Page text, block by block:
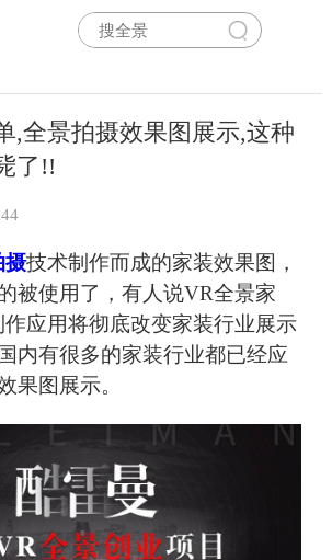
,全景拍摄效果图展示,这种
了!!
摄技术制作而成的家装效果图，
被使用了，有人说VR全景家
应用将彻底改变家装行业展示
内有很多的家装行业都已经应
果图展示。